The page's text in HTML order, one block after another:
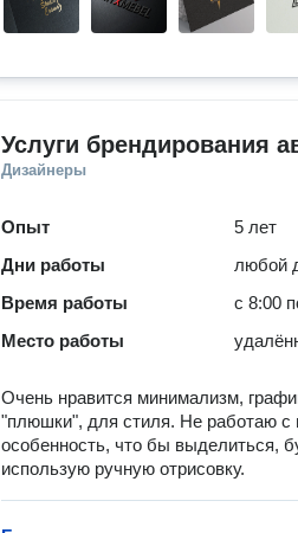
Услуги брендирования
Дизайнеры
Опыт
5 лет
Дни работы
любой
Время работы
с 8:00
Место работы
Очень нравится минимализм,
"плюшки", для стиля. Не работаю
особенность, что бы выделиться,
использую ручную отрисовку.